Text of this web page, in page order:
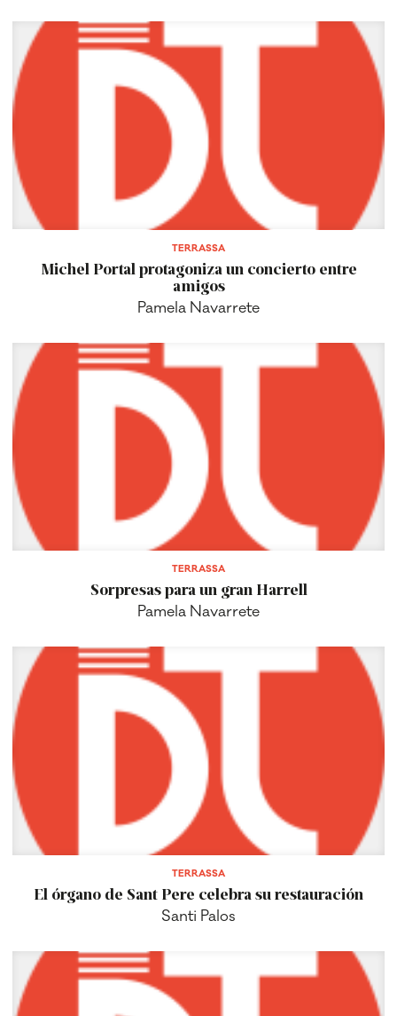
TERRASSA
Michel Portal protagoniza un concierto entre
amigos
Pamela Navarrete
TERRASSA
Sorpresas para un gran Harrell
Pamela Navarrete
TERRASSA
El órgano de Sant Pere celebra su restauración
Santi Palos